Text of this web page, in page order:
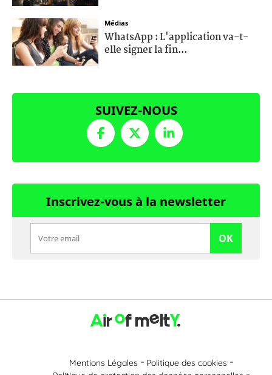
Médias
WhatsApp : L'application va-t-
elle signer la fin...
SUIVEZ-NOUS
Inscrivez-vous à la newsletter
OK
Mentions Légales
Politique des cookies